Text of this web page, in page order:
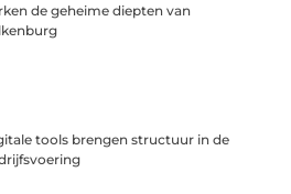
de geheime diepten van
tools brengen structuur in de